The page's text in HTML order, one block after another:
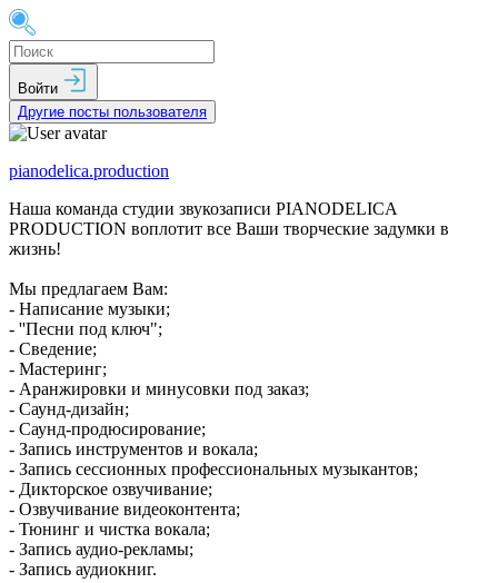
Войти
Другие посты пользователя
pianodelica.production
Наша команда студии звукозаписи PIANODELICA
PRODUCTION воплотит все Ваши творческие задумки в
жизнь!
Мы предлагаем Вам:
- Написание музыки;
- ''Песни под ключ";
- Сведение;
- Мастеринг;
- Аранжировки и минусовки под заказ;
- Саунд-дизайн;
- Саунд-продюсирование;
- Запись инструментов и вокала;
- Запись сессионных профессиональных музыкантов;
- Дикторское озвучивание;
- Озвучивание видеоконтента;
- Тюнинг и чистка вокала;
- Запись аудио-рекламы;
- Запись аудиокниг.